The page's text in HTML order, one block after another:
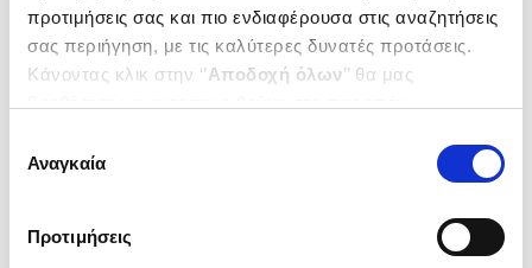
προτιμήσεις σας και πιο ενδιαφέρουσα στις αναζητήσεις
σας περιήγηση, με τις καλύτερες δυνατές προτάσεις.
Κάνοντας κλικ στην ‘’Αποδοχή όλων’’ θα μας
ενδιαφέρουν και να επιλέξετε από τα παρακάτω με την
΄΄και να ενημερωθείτε σχετικά με
συγκατάθεσης
Αναγκαία
Προτιμήσεις